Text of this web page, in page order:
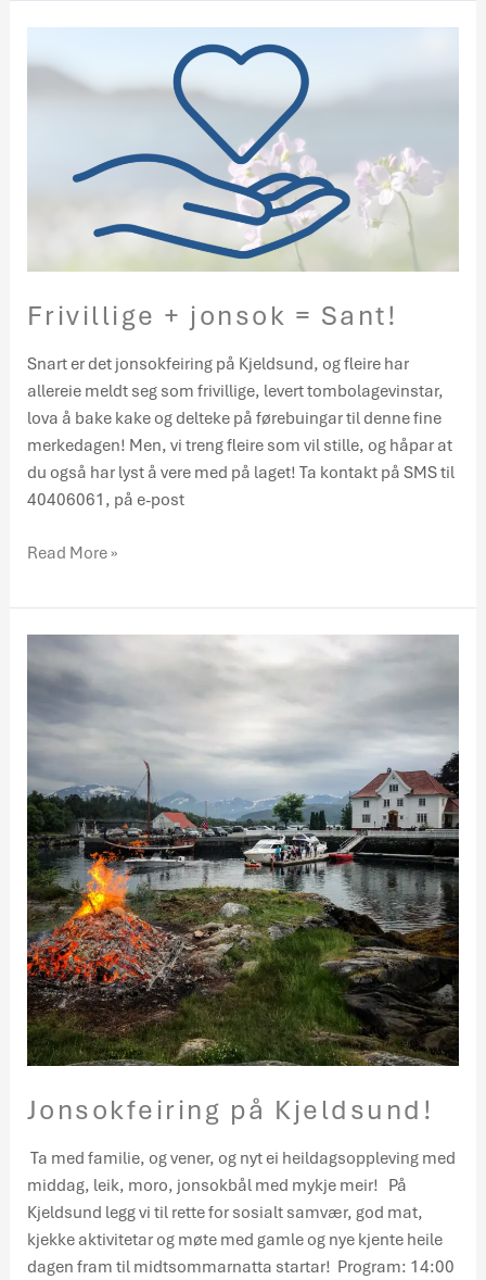
Frivillige + jonsok = Sant!
Snart er det jonsokfeiring på Kjeldsund, og fleire har
allereie meldt seg som frivillige, levert tombolagevinstar,
lova å bake kake og delteke på førebuingar til denne fine
merkedagen! Men, vi treng fleire som vil stille, og håpar at
du også har lyst å vere med på laget! Ta kontakt på SMS til
40406061, på e-post
+
Read More »
Jonsokfeiring på Kjeldsund!
Ta med familie, og vener, og nyt ei heildagsoppleving med
middag, leik, moro, jonsokbål med mykje meir! På
Kjeldsund legg vi til rette for sosialt samvær, god mat,
kjekke aktivitetar og møte med gamle og nye kjente heile
dagen fram til midtsommarnatta startar! Program: 14:00
på
Kjeldsund!